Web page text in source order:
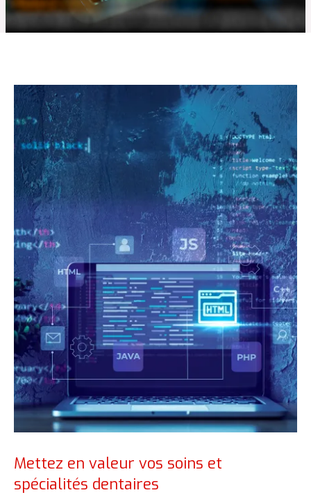
Mettez en valeur vos soins et
spécialités dentaires